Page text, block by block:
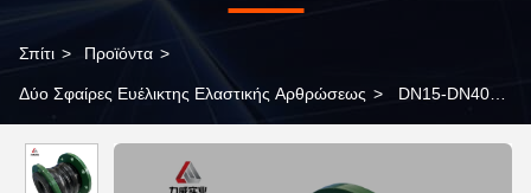
Σπίτι > Προϊόντα >
Δύο Σφαίρες Ευέλικτης Ελαστικής Αρθρώσεως > DN15-DN4000
περισσότερα από 2000 σετ διαφόρων τύπων και γαλβανισμένη